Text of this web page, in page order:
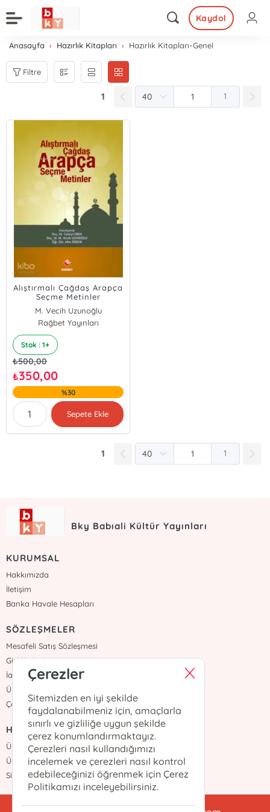
Kaydol
Anasayfa Hazırlık Kitapları Hazırlık Kitapları-Genel
Filtre
1 1
Alıştırmalı Çağdaş Arapça
Seçme Metinler
M. Vecih Uzunoğlu
Rağbet Yayınları
Stok : 1+
₺500,00
₺350,00
%30
Sepete Ekle
1 1
Bky Babıali Kültür Yayınları
KURUMSAL
Hakkımızda
İletişim
Banka Havale Hesapları
SÖZLEŞMELER
Mesafeli Satış Sözleşmesi
Gizlilik Sözleşmesi
İade ve Teslimat
Üyelik Sözleşmesi
Çerez Politikası
HIZLI ERİŞİM
Üye Ol
Üye Girişi
Sipariş Takip
Çerezler
Sitemizden en iyi şekilde
faydalanabilmeniz için, amaçlarla
sınırlı ve gizliliğe uygun şekilde
çerez konumlandırmaktayız.
Çerezleri nasıl kullandığımızı
incelemek ve çerezleri nasıl kontrol
edebileceğinizi öğrenmek için Çerez
Politikamızı inceleyebilirsiniz.